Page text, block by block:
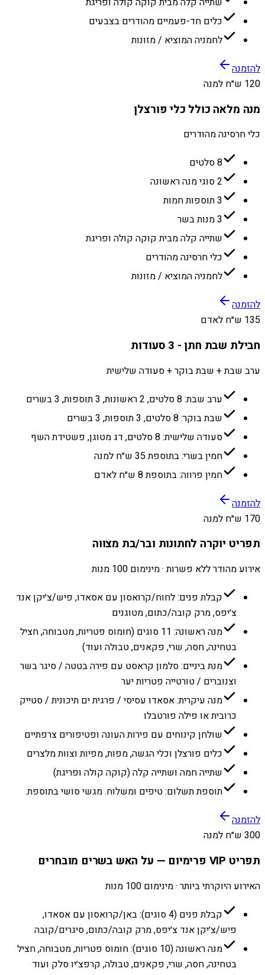
כלים חד-פעמיים מהודרים בצבעים
לחמניה המוציא / מזונות
להזמנה
120 ש״ח למנה
מנה מלאה כולל כלי פורצלן
כלי חרסינה מהודרים
8 סלטים
2 סוגי מנה ראשונה
3 תוספות חמות
3 מנות בשר
שתייה קלה מבית קוקה קולה ופריגת
כלי חרסינה מהודרים
לחמניה המוציא / מזונות
להזמנה
135 ש״ח לאדם
חבילת שבת חתן - 3 סעודות
ערב שבת + שבת בוקר + סעודה שלישית
ערב שבת: 8 סלטים, 2 ראשונות, 3 תוספות, 3 בשרים
שבת בוקר: 8 סלטים, 3 תוספות, 3 בשרים
סעודה שלישית: 8 סלטים, דג מטוגן, פשטידת השף
חמין בשרי: בתוספת 35 ש״ח למנה
חמין פרווה: בתוספת 8 ש״ח לאדם
להזמנה
170 ש״ח למנה
תפריט יוקרה לחתונות ובר/בת מצווה
אירוע מהודר ללא פשרות · מינימום 100 מנות
קבלת פנים: לחוח/קרואסון עם אסאדו, פיש/צ׳יקן אנד
צ׳יפס, מרק קובה/כתום, מטוגנים
מנה ראשונה: 11 סוגים (חומוס פטריות, מטבוחה, חציל
בטחינה, חסה, שרי, פקאנים, טבולה ועוד)
מנת ביניים: סלמון קראסט עם פירה בטטה / סיגר בשר
וצנוברים / טורטייה פטריות יער
מנה עיקרית: אסאדו עסיסי / פרגית ים תיכונית / סטייק
כרובית או פילה פורטבלו
שולחן קינוחים עם פירות העונה ופטיפורים צרפתיים
כלים פורצלן וכלי הגשה, מפות, מפיות וצוות מלצרים
שתייה חמה ושתייה קלה (קוקה קולה ופריגת)
תוספת תשלום: טיפים ומשלוח. מגשי סושי בתוספת.
להזמנה
300 ש״ח למנה
תפריט VIP פרימיום — על האש בשרים מובחרים
האירוע היוקרתי ביותר · מינימום 100 מנות
קבלת פנים (4 סוגים): באן/קרואסון עם אסאדו,
פיש/צ׳יקן אנד צ׳יפס, מרק קובה/כתום, סיגרים/קובה
מנה ראשונה (10 סוגים): חומוס פטריות, מטבוחה, חציל
בטחינה, חסה, שרי, פקאנים, טבולה, קרפצ׳יו סלק ועוד